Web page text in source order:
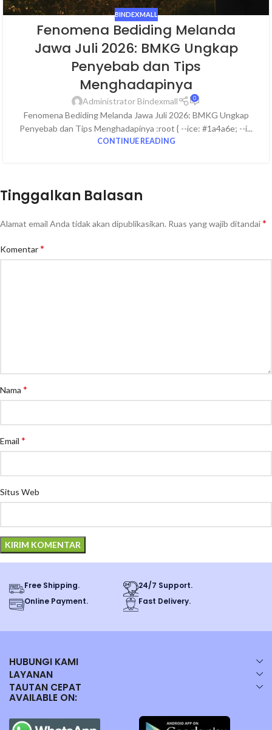
BINDEXMALL
Fenomena Bediding Melanda
Jawa Juli 2026: BMKG Ungkap
Penyebab dan Tips
Menghadapinya
Administrator Bindexmall 0
Fenomena Bediding Melanda Jawa Juli 2026: BMKG Ungkap
Penyebab dan Tips Menghadapinya :root { --ice: #1a4a6e; --i...
CONTINUE READING
Tinggalkan Balasan
Alamat email Anda tidak akan dipublikasikan. Ruas yang wajib ditandai*
Komentar*
Nama *
Email *
Situs Web
Free Shipping.
24/7 Support.
Online Payment.
Fast Delivery.
HUBUNGI KAMI
LAYANAN
TAUTAN CEPAT
AVAILABLE ON: